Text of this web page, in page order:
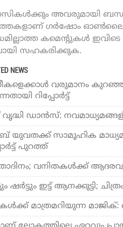
അവരുമായി
ഗർഷോം
കമെന്റുകൾ ഇവിടെ
സഹകരിക്കുക.
NEWS
വരുമാനം
റിപ്പോര്‍ട്ട്
വൃദ്ധി ഡാന്‍സ്:
യുവതക്ക് സാമൂഹിക
പുറത്ത്
വനിതകള്‍ക്ക്
ഷര്‍ട്ടും ഇട്ട് ആനക്കുട്ടി;
മാത്രമറിയുന്ന